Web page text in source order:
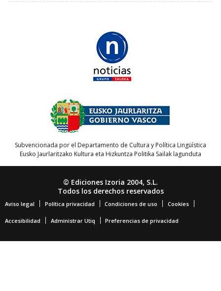
Subvencionada por el Departamento de Cultura y Política Lingüística
Eusko Jaurlaritzako Kultura eta Hizkuntza Politika Sailak lagunduta
© Ediciones Izoria 2004, S.L.
Todos los derechos reservados
Aviso legal Política privacidad Condiciones de uso Cookies
Accesibilidad Administrar Utiq Preferencias de privacidad